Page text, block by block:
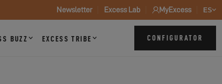
Newsletter Excess Lab MyExcess ES
BUZZ EXCESS TRIBE CONFIGURATOR